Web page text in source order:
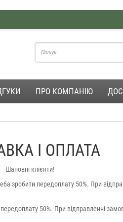
ПРО КОМПАНІЮ
І ОПЛАТА
Шановні клієнти!
зробити передоплату 50%. При
50%. При відправленні